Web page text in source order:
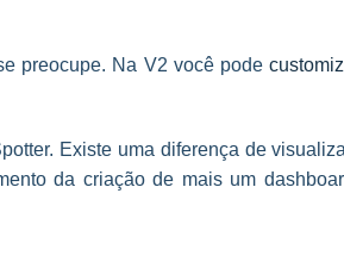
preocupe. Na V2 você pode
Existe uma diferença de
da criação de mais um